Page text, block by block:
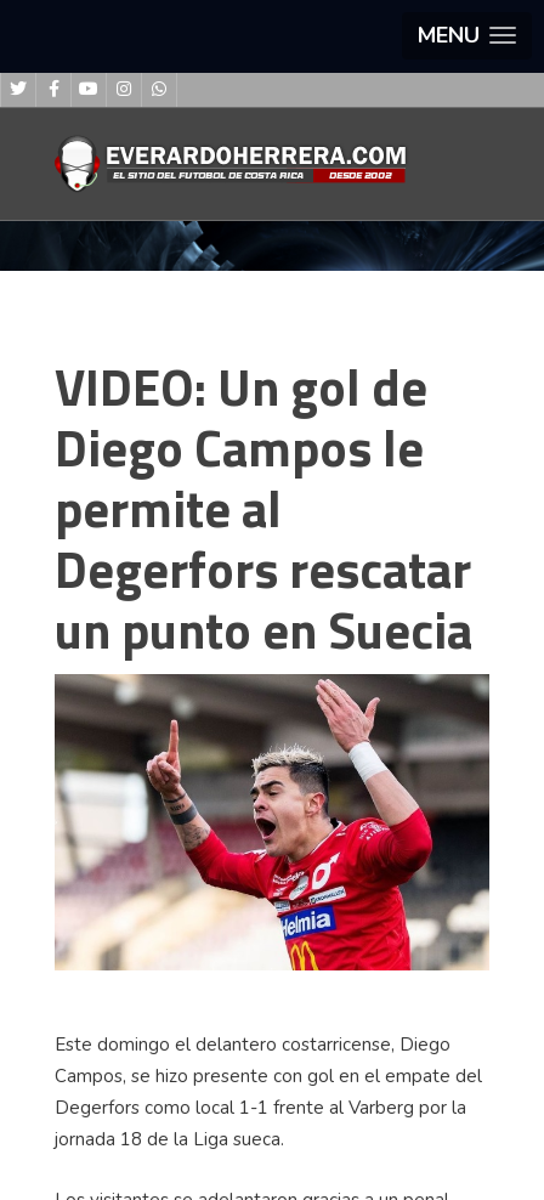
MENU
VIDEO: Un gol de
Diego Campos le
permite al
Degerfors rescatar
un punto en Suecia
Este domingo el delantero costarricense, Diego
Campos, se hizo presente con gol en el empate del
Degerfors como local 1-1 frente al Varberg por la
jornada 18 de la Liga sueca.